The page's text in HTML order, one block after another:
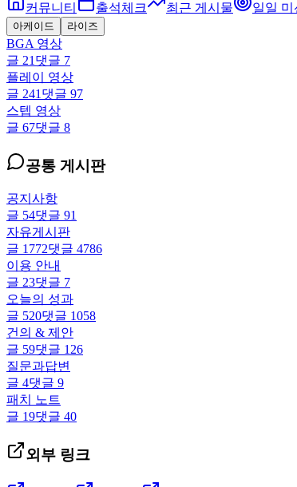
커뮤니티 출석체크 최근 게시물 일일 미
아케이드 라이즈
BGA 영상
글 21 댓글 7
플레이 영상
글 241 댓글 97
스텝 영상
글 67댓글 8
공통 게시판
공지사항
글 54댓글 91
자유게시판
글 1772댓글 4786
이용 안내
글 23댓글 7
오늘의 성과
글 520댓글 1058
건의 & 제안
글 59댓글 126
질문과답변
글 4댓글 9
패치 노트
글 19댓글 40
외부 링크